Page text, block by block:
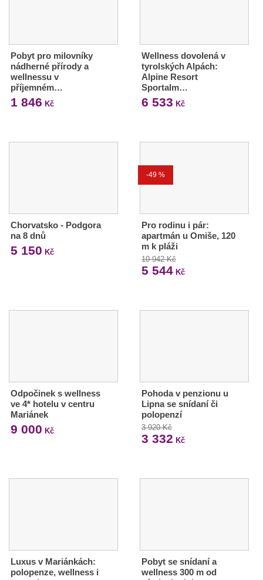
Pobyt pro milovníky
nádherné přírody a
wellnessu v
příjemném…
1 846 Kč
Wellness dovolená v
tyrolských Alpách:
Alpine Resort
Sportalm…
6 533 Kč
Chorvatsko - Podgora
na 8 dnů
5 150 Kč
-49 %
Pro rodinu i pár:
apartmán u Omiše, 120
m k pláži
10 942 Kč
5 544Kč
Odpočinek s wellness
ve 4* hotelu v centru
Mariánek
9 000 Kč
Pohoda v penzionu u
Lipna se snídaní či
polopenzí
3 920 Kč
3 332 Kč
Luxus v Mariánkách:
polopenze, wellness i
Pobyt se snídaní a
wellness 300 m od